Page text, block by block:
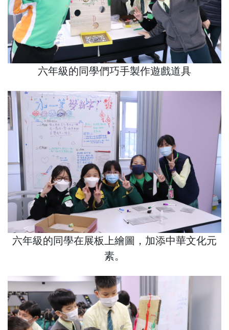
六年級的同學們巧手製作遊戲道具
六年級的同學在展板上繪圖，加添中華文化元
素。